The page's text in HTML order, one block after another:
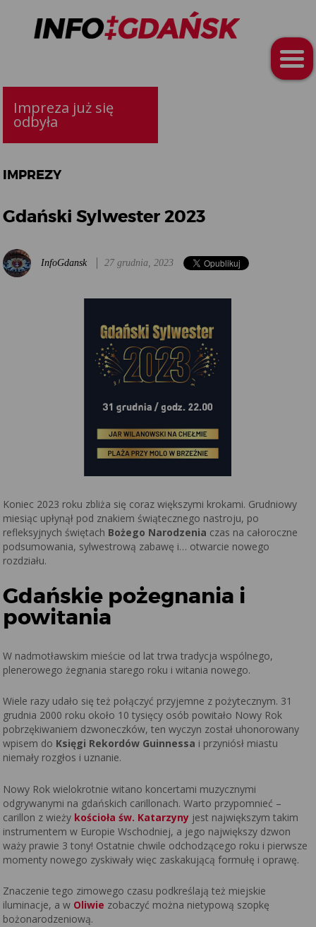
Impreza już się
odbyła
IMPREZY
Gdański Sylwester 2023
InfoGdansk 27 grudnia, 2023
Koniec 2023 roku zbliża się coraz większymi krokami. Grudniowy
miesiąc upłynął pod znakiem świątecznego nastroju, po
refleksyjnych świętach Bożego Narodzenia czas na całoroczne
podsumowania, sylwestrową zabawę i… otwarcie nowego
rozdziału.
Gdańskie pożegnania i
powitania
W nadmotławskim mieście od lat trwa tradycja wspólnego,
plenerowego żegnania starego roku i witania nowego.
Wiele razy udało się też połączyć przyjemne z pożytecznym. 31
grudnia 2000 roku około 10 tysięcy osób powitało Nowy Rok
pobrzękiwaniem dzwoneczków, ten wyczyn został uhonorowany
wpisem do Księgi Rekordów Guinnessa i przyniósł miastu
niemały rozgłos i uznanie.
Nowy Rok wielokrotnie witano koncertami muzycznymi
odgrywanymi na gdańskich carillonach. Warto przypomnieć –
carillon z wieży kościoła św. Katarzyny jest największym takim
instrumentem w Europie Wschodniej, a jego największy dzwon
waży prawie 3 tony! Ostatnie chwile odchodzącego roku i pierwsze
momenty nowego zyskiwały więc zaskakującą formułę i oprawę.
Znaczenie tego zimowego czasu podkreślają też miejskie
iluminacje, a w Oliwie zobaczyć można nietypową szopkę
bożonarodzeniową.